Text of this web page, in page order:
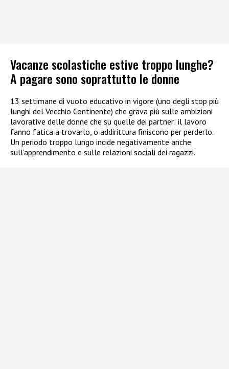
Vacanze scolastiche estive troppo lunghe?
A pagare sono soprattutto le donne
13 settimane di vuoto educativo in vigore (uno degli stop più
lunghi del Vecchio Continente) che grava più sulle ambizioni
lavorative delle donne che su quelle dei partner: il lavoro
fanno fatica a trovarlo, o addirittura finiscono per perderlo.
Un periodo troppo lungo incide negativamente anche
sull’apprendimento e sulle relazioni sociali dei ragazzi.